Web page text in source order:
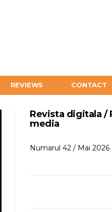
REVIEWS CONTACT
Revista digitala /
media
Numarul 42 / Mai 2026